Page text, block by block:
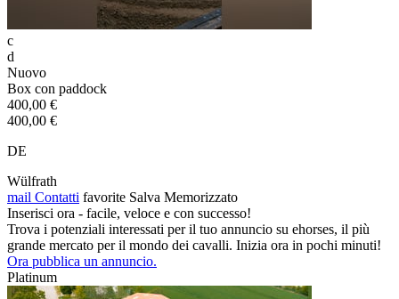
c
d
Nuovo
Box con paddock
400,00 €
400,00 €
DE
Wülfrath
mail Contatti favorite Salva Memorizzato
Inserisci ora - facile, veloce e con successo!
Trova i potenziali interessati per il tuo annuncio su ehorses, il più
grande mercato per il mondo dei cavalli. Inizia ora in pochi minuti!
Ora pubblica un annuncio.
Platinum